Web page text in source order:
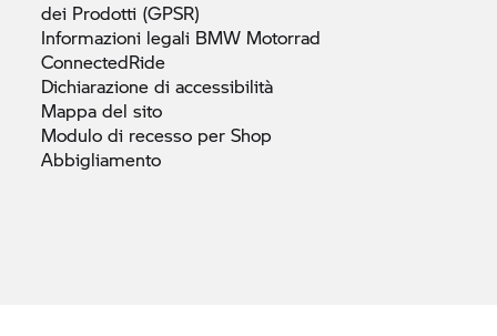
dei Prodotti (GPSR)
Informazioni legali BMW Motorrad
ConnectedRide
Dichiarazione di accessibilità
Mappa del sito
Modulo di recesso per Shop
Abbigliamento